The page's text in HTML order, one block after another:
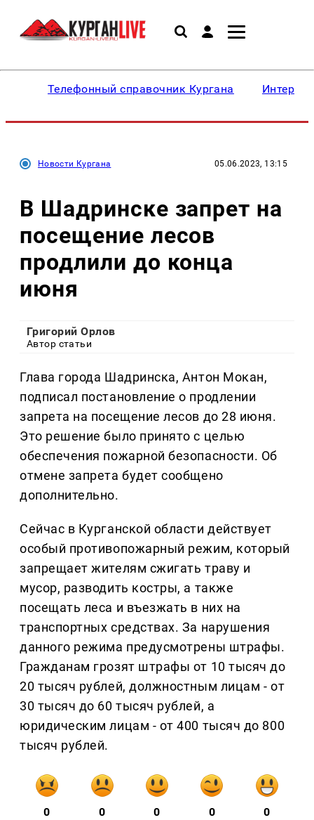
Телефонный справочник Кургана
Новости Кургана 05.06.2023, 13:15
В Шадринске запрет на
посещение лесов
продлили до конца
июня
Григорий Орлов
Автор статьи
Глава города Шадринска, Антон Мокан,
подписал постановление о продлении
запрета на посещение лесов до 28 июня.
Это решение было принято с целью
обеспечения пожарной безопасности. Об
отмене запрета будет сообщено
дополнительно.
Сейчас в Курганской области действует
особый противопожарный режим, который
запрещает жителям сжигать траву и
мусор, разводить костры, а также
посещать леса и въезжать в них на
транспортных средствах. За нарушения
данного режима предусмотрены штрафы.
Гражданам грозят штрафы от 10 тысяч до
20 тысяч рублей, должностным лицам - от
30 тысяч до 60 тысяч рублей, а
юридическим лицам - от 400 тысяч до 800
тысяч рублей.
0 0 0 0 0